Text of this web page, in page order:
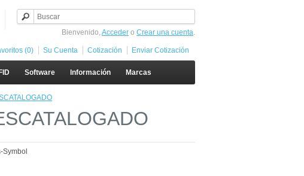
Bienvenido,Acceder o Crear una cuenta.
(0) Su Cuenta Cotización Enviar Cotización
Software Información Marcas
Symbol